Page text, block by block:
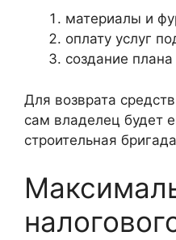
материалы и
оплату услуг
создание
Для возврата
сам владелец будет
строительная